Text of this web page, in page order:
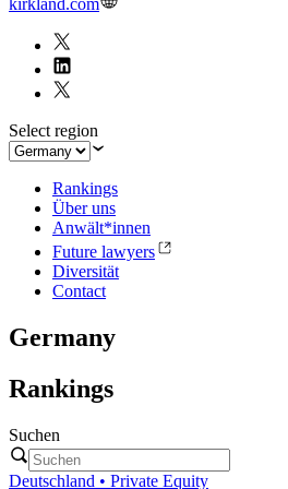
kirkland.com
Select region
Rankings
Über uns
Anwält*innen
Future lawyers
Diversität
Contact
Germany
Rankings
Suchen
Deutschland • Private Equity